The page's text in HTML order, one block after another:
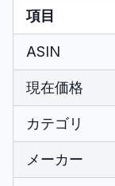
項目
ASIN
現在価格
カテゴリ
メーカー